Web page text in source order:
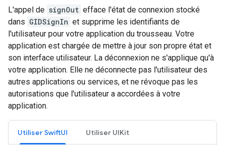
L'appel de signOut efface l'état de connexion stocké
dans GIDSignIn et supprime les identifiants de
l'utilisateur pour votre application du trousseau. Votre
application est chargée de mettre à jour son propre état et
son interface utilisateur. La déconnexion ne s'applique qu'à
votre application. Elle ne déconnecte pas l'utilisateur des
autres applications ou services, et ne révoque pas les
autorisations que l'utilisateur a accordées à votre
application.
Utiliser SwiftUI Utiliser UIKit